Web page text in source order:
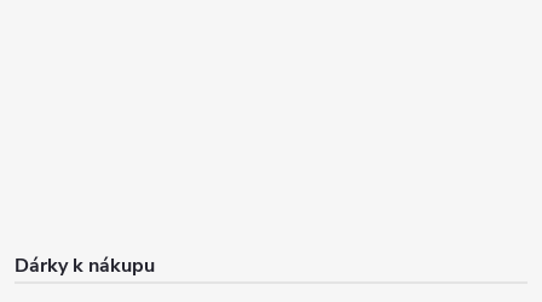
Dárky k nákupu